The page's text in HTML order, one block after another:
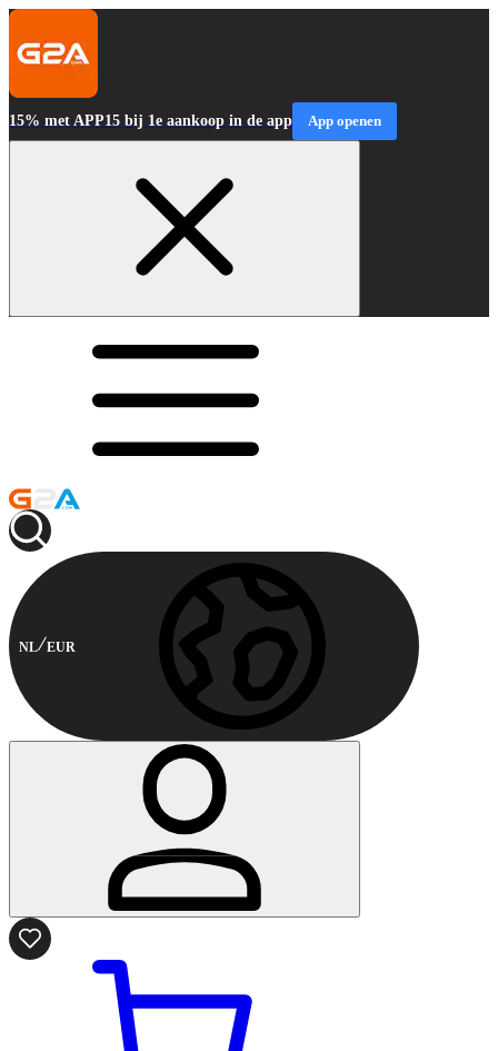
15% met APP15 bij 1e aankoop in de app App openen
NL EUR